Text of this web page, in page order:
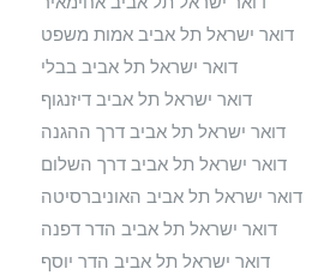
דואר ישראל תל אביב אמות משפט
דואר ישראל תל אביב בבלי
דואר ישראל תל אביב דיזנגוף
דואר ישראל תל אביב דרך ההגנה
דואר ישראל תל אביב דרך השלום
דואר ישראל תל אביב האוניברסיטה
דואר ישראל תל אביב הדר דפנה
דואר ישראל תל אביב הדר יוסף